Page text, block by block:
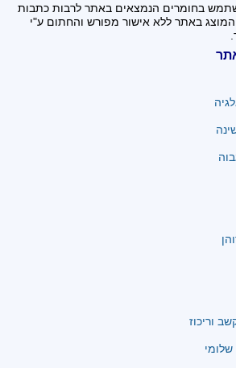
בחומרים הנמצאים באתר לרבות כתבות
באתר ללא אישור מפורש והחתום ע"י
וריכוז
שלומי